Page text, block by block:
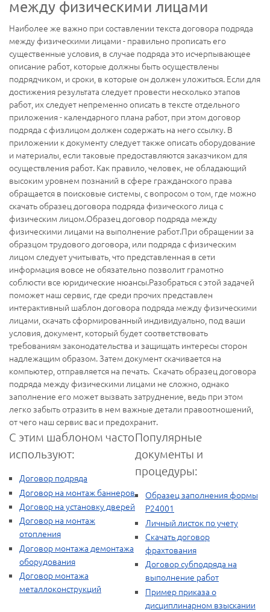
между физическими лицами
Наиболее же важно при составлении текста договора подряда
между физическими лицами - правильно прописать его
существенные условия, в случае подряда это исчерпывающее
описание работ, которые должны быть осуществлены
подрядчиком, и сроки, в которые он должен уложиться. Если для
достижения результата следует провести несколько этапов
работ, их следует непременно описать в тексте отдельного
приложения - календарного плана работ, при этом договор
подряда с физлицом должен содержать на него ссылку. В
приложении к документу следует также описать оборудование
и материалы, если таковые предоставляются заказчиком для
осуществления работ. Как правило, человек, не обладающий
высоким уровнем познаний в сфере гражданского права
обращается в поисковые системы, с вопросом о том, где можно
скачать образец договора подряда физического лица с
физическим лицом.Образец договор подряда между
физическими лицами на выполнение работ.При обращении за
образцом трудового договора, или подряда с физическим
лицом следует учитывать, что представленная в сети
информация вовсе не обязательно позволит грамотно
соблюсти все юридические нюансы.Разобраться с этой задачей
поможет наш сервис, где среди прочих представлен
интерактивный шаблон договора подряда между физическими
лицами, скачать сформированный индивидуально, под ваши
условия, документ, который будет соответствовать
требованиям законодательства и защищать интересы сторон
надлежащим образом. Затем документ скачивается на
компьютер, отправляется на печать. Скачать образец договора
подряда между физическими лицами не сложно, однако
заполнение его может вызвать затруднение, ведь при этом
легко забыть отразить в нем важные детали правоотношений,
от чего наш сервис вас и предохранит.
С этим шаблоном часто
используют:
Договор подряда
Договор на монтаж баннеров
Договор на установку дверей
Договор на монтаж
отопления
Договор монтажа демонтажа
оборудования
Договор монтажа
металлоконструкций
Популярные
документы и
процедуры:
Образец заполнения формы
Р24001
Личный листок по учету
Скачать договор
фрахтования
Договор субподряда на
выполнение работ
Пример приказа о
дисциплинарном взыскании